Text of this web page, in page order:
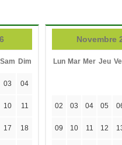
Sam Dim
03 04
10 11
17 18
Novembre
Lun Mar Mer Jeu
02 03 04 05
09 10 11 12